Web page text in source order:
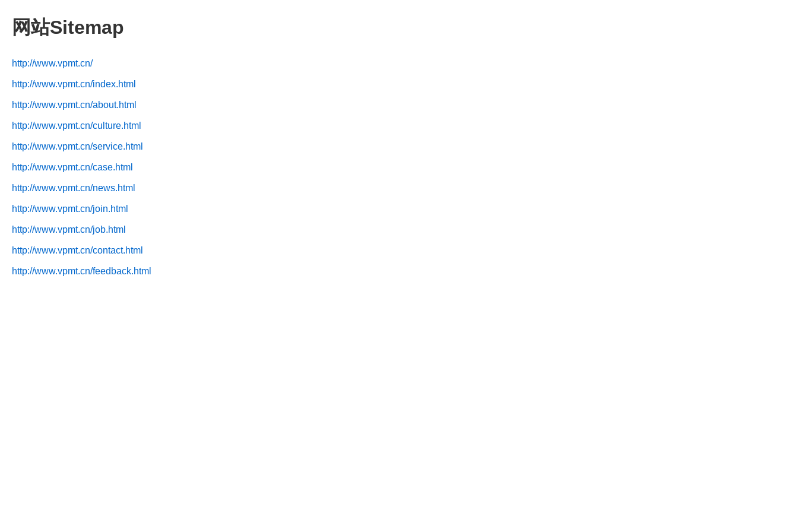
网站Sitemap
http://www.vpmt.cn/
http://www.vpmt.cn/index.html
http://www.vpmt.cn/about.html
http://www.vpmt.cn/culture.html
http://www.vpmt.cn/service.html
http://www.vpmt.cn/case.html
http://www.vpmt.cn/news.html
http://www.vpmt.cn/join.html
http://www.vpmt.cn/job.html
http://www.vpmt.cn/contact.html
http://www.vpmt.cn/feedback.html